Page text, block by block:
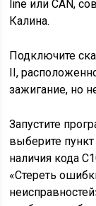
line или CAN,
Калина.
Подключите
II,
зажигание, но
Запустите
выберите
наличия кода
«Стереть